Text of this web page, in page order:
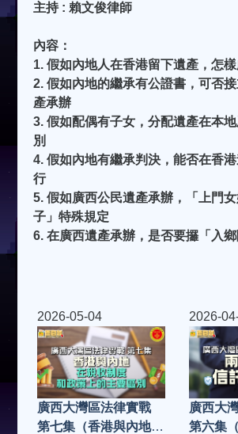
主持 : 賴文俊律師
內容：
1. 假如內地人在香港留下遺產，怎
2. ⁠假如內地的繼承有公證書，可否
產承辦
3. ⁠假如配偶有子女，分配遺產在本
別
4. ⁠假如內地有繼承判決，能否在香
行
5. ⁠假如廣西公民遺產承辦，「上門
子」特殊規定
6. ⁠在廣西遺產承辦，是否要攞「入
2026-05-04
廣西大灣區法律實戰
第七集（香港與內地在
2026-
廣西大
第六集